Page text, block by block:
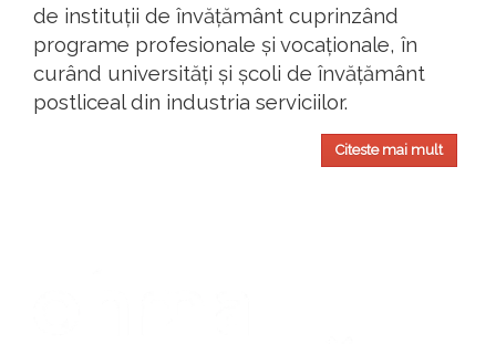
de instituții de învățământ cuprinzând
programe profesionale și vocaționale, în
curând universități și școli de învățământ
postliceal din industria serviciilor.
Citeste mai mult